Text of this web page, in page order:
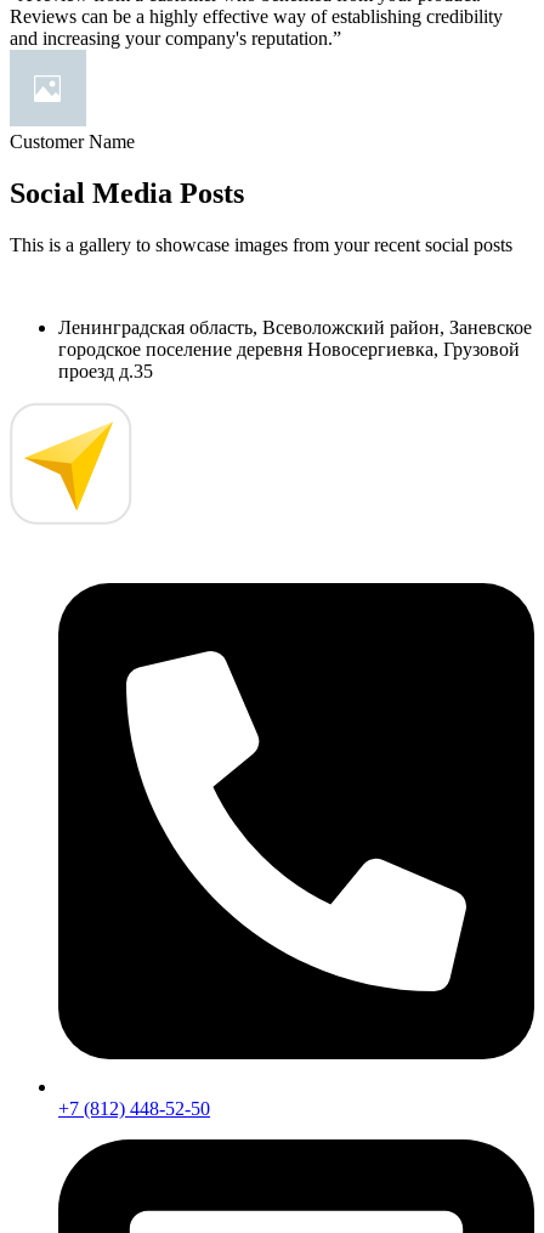
Reviews can be a highly effective way of establishing credibility
and increasing your company's reputation.”
Customer Name
Social Media Posts
This is a gallery to showcase images from your recent social posts
Ленинградская область, Всеволожский район, Заневское
городское поселение деревня Новосергиевка, Грузовой
проезд д.35
+7 (812) 448-52-50